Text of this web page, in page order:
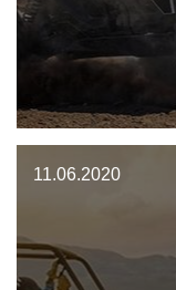
11.06.2020